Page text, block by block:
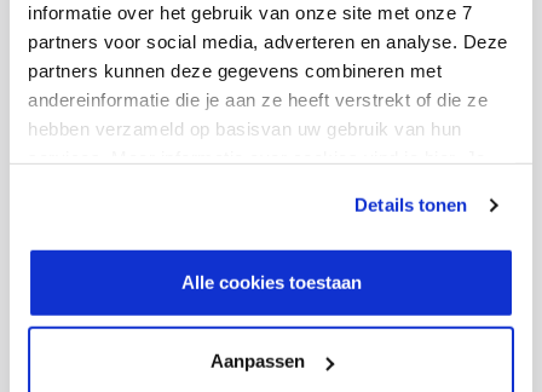
informatie over het gebruik van onze site met onze 7
partners voor social media, adverteren en analyse. Deze
partners kunnen deze gegevens combineren met
andereinformatie die je aan ze heeft verstrekt of die ze
hebben verzameld op basisvan uw gebruik van hun
aanpassen via de CO-knop linksonder. Lees meer over
hoe wij jouw gegevensverwerken in onze privacy- en
Details tonen
Alle cookies toestaan
Aanpassen